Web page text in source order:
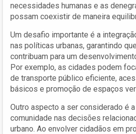
necessidades humanas e as
possam coexistir de maneira
Um desafio importante é a
nas políticas urbanas, garantindo
contribuam para um
Por exemplo, as cidades podem
de transporte público eficiente,
básicos e promoção de espaços
Outro aspecto a ser considerado é
comunidade nas decisões
urbano. Ao envolver cidadãos em